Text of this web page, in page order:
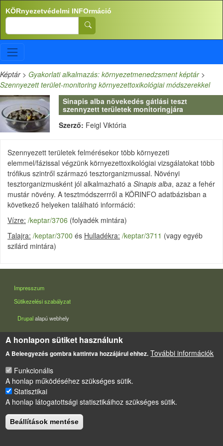
Ugrás a tartalomra
KÖRnyezetvédelmi INFOrmáció
Search
Képtár> Gyakorlati alkalmazás: környezetmenedzsment képtár>
Szennyezett terület-monitoring környezettoxikológiai módszerekkel
Sinapis alba növekedés gátlási teszt
szennyzett területek monitoringjára
Szerző: Feigl Viktória
Szennyezett területek felmérésekor több környezeti
elemmel/fázissal végzünk környezettoxikológiai vizsgálatokat több
trófikus szintről származó tesztorganizmussal. Növényi
tesztorganizmusként jól alkalmazható a Sinapis alba, azaz a fehér
mustár növény. A tesztmódszerrről a KÖRINFO adatbázisban a
következő helyeken található információ:
Vízre: /keptar/3706 (folyadék mintára)
Talajra: /keptar/3700 és Hulladékra: /keptar/3711 (vagy egyéb
szilárd mintára)
LÁBLÉC
Impresszum
Sütikezelési szabályzat
Drupalalapú webhely
A honlapon sütiket használunk
A Beleegyezés gombra kattintva hozzájárul ehhez. További információk
Funkcionális
A honlap működéséhez szükséges sütik.
Statisztikai
A honlap látogatottsági statisztikáihoz szükséges sütik.
Beállítások mentése